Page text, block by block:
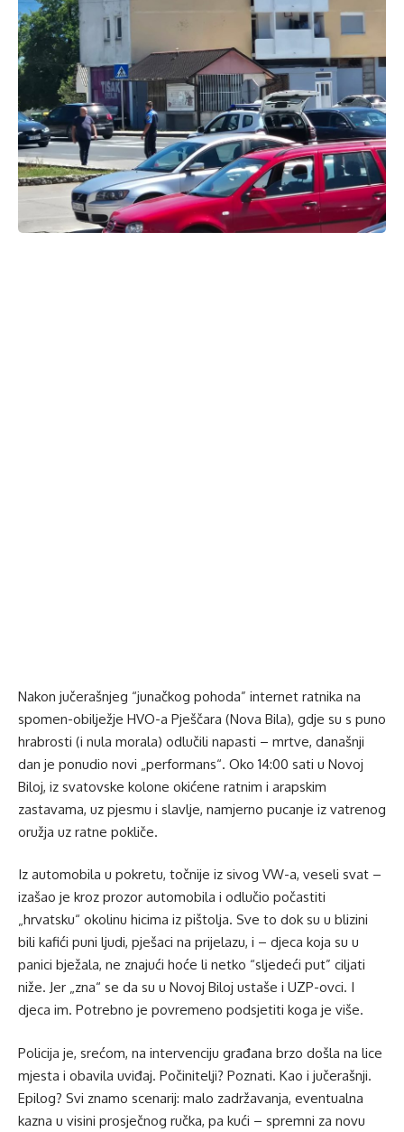
Nakon jučerašnjeg “junačkog pohoda” internet ratnika na
spomen-obilježje HVO-a Pješčara (Nova Bila), gdje su s puno
hrabrosti (i nula morala) odlučili napasti – mrtve, današnji
dan je ponudio novi „performans“. Oko 14:00 sati u Novoj
Biloj, iz svatovske kolone okićene ratnim i arapskim
zastavama, uz pjesmu i slavlje, namjerno pucanje iz vatrenog
oružja uz ratne pokliče.
Iz automobila u pokretu, točnije iz sivog VW-a, veseli svat –
izašao je kroz prozor automobila i odlučio počastiti
„hrvatsku“ okolinu hicima iz pištolja. Sve to dok su u blizini
bili kafići puni ljudi, pješaci na prijelazu, i – djeca koja su u
panici bježala, ne znajući hoće li netko “sljedeći put” ciljati
niže. Jer „zna“ se da su u Novoj Biloj ustaše i UZP-ovci. I
djeca im. Potrebno je povremeno podsjetiti koga je više.
Policija je, srećom, na intervenciju građana brzo došla na lice
mjesta i obavila uviđaj. Počinitelji? Poznati. Kao i jučerašnji.
Epilog? Svi znamo scenarij: malo zadržavanja, eventualna
kazna u visini prosječnog ručka, pa kući – spremni za novu